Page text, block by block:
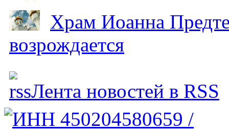
Храм Иоанна
возрождается
Лента новостей в RSS